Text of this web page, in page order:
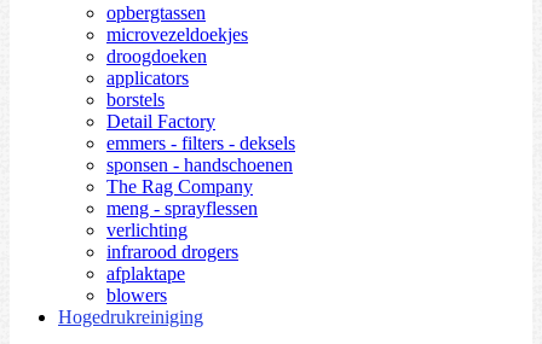
opbergtassen
microvezeldoekjes
droogdoeken
applicators
borstels
Detail Factory
emmers - filters - deksels
sponsen - handschoenen
The Rag Company
meng - sprayflessen
verlichting
infrarood drogers
afplaktape
blowers
Hogedrukreiniging